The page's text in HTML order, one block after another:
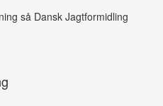
så Dansk Jagtformidling